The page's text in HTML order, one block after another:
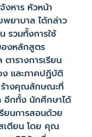
หาร หัวหน้า
ยาบาล ได้กล่าว
รวมทั้งการใช้
องหลักสูตร
ารางการเรียน
และภาคปฏิบัติ
ร้างคุณลักษณะที่
อีกทั้ง นักศึกษาได้
รียนการสอนด้วย
เตียน โดย คุณ